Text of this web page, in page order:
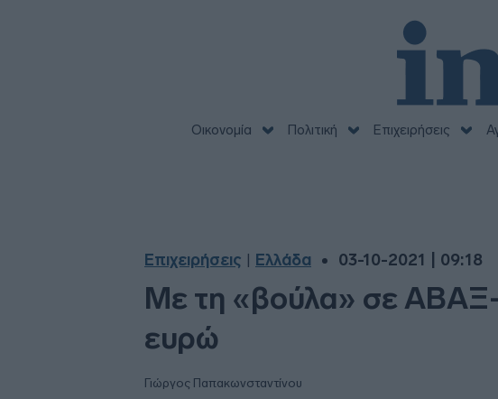
Οικονομία Πολιτική Επιχειρήσεις
Επιχειρήσεις Ελλάδα 03-10-2021 | 09:18
Με τη «βούλα» σε ΑΒΑΞ-
ευρώ
Γιώργος Παπακωνσταντίνου